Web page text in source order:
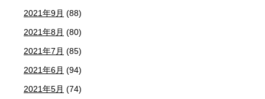
2021年9月 (88)
2021年8月 (80)
2021年7月 (85)
2021年6月 (94)
2021年5月 (74)